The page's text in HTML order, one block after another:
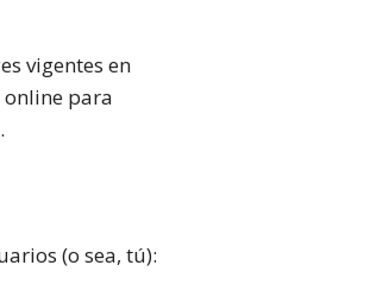
vigentes en
online para
(o sea, tú):